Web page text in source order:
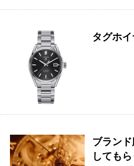
タグホ
ブラン
しても